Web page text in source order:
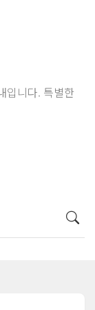
입니다. 특별한